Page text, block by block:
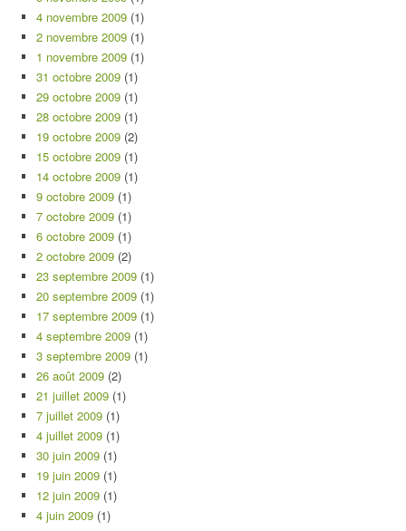
4 novembre 2009 (1)
2 novembre 2009 (1)
1 novembre 2009 (1)
31 octobre 2009 (1)
29 octobre 2009 (1)
28 octobre 2009 (1)
19 octobre 2009 (2)
15 octobre 2009 (1)
14 octobre 2009 (1)
9 octobre 2009 (1)
7 octobre 2009 (1)
6 octobre 2009 (1)
2 octobre 2009 (2)
23 septembre 2009 (1)
20 septembre 2009 (1)
17 septembre 2009 (1)
4 septembre 2009 (1)
3 septembre 2009 (1)
26 août 2009 (2)
21 juillet 2009 (1)
7 juillet 2009 (1)
4 juillet 2009 (1)
30 juin 2009 (1)
19 juin 2009 (1)
12 juin 2009 (1)
4 juin 2009 (1)